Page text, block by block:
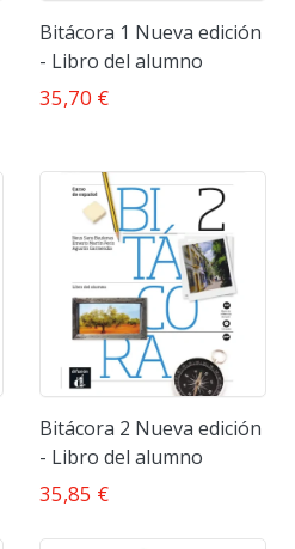
Bitácora 1 Nueva edición
- Libro del alumno
35,70 €
Bitácora 2 Nueva edición
- Libro del alumno
35,85 €